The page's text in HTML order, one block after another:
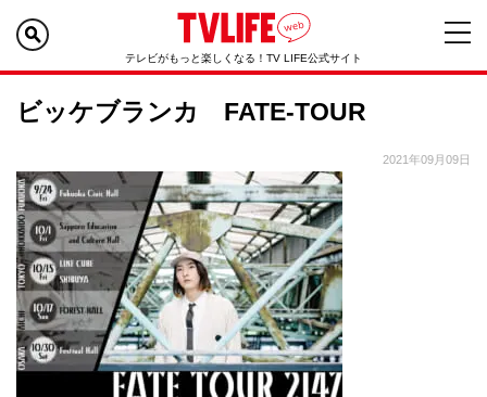
テレビがもっと楽しくなる！TV LIFE公式サイト
ビッケブランカ FATE-TOUR
2021年09月09日